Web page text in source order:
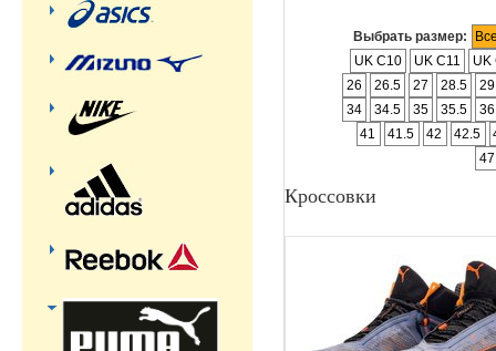
Выбрать размер:
UK C10
UK C11
UK
26
26.5 27 28.5
29
34
34.5 35 35.5
36
41
41.5 42 42.5
Кроссовки